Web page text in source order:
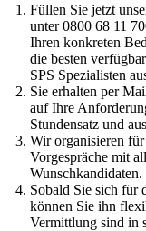
Füllen Sie jetzt
unter 0800 68 11
Ihren konkreten
die besten
SPS Spezialisten
Sie erhalten per
auf Ihre
Stundensatz und
Wir organisieren
Vorgespräche mit
Wunschkandidaten.
Sobald Sie sich für
können Sie ihn
Vermittlung sind in